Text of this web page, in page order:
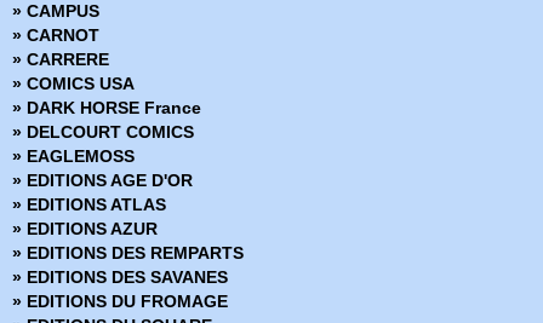
» Green Lantern (Pop Magazine)
» Hercule - Collection Flash Nouvelle Formule
» Hercule - Pocket NB - Collection Flash
» Hex - DC Arédit
» Hulk - Gamma
» Hulk - Pocket Color
» Hulk - Pocket NB
» Hulk (Collection Flash Nouvelle Formule)
» Hulk Géant
» Hulk HS
» Il est Minuit
» Il est Minuit - Comics Pocket Série 1
» Il est Minuit - Comics Pocket Série 2
» CAMPUS
» CARNOT
» CARRERE
» COMICS USA
» DARK HORSE France
» DELCOURT COMICS
» EAGLEMOSS
» EDITIONS AGE D'OR
» EDITIONS ATLAS
» EDITIONS AZUR
» EDITIONS DES REMPARTS
» EDITIONS DES SAVANES
» EDITIONS DU FROMAGE